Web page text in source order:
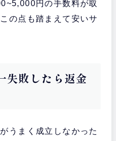
円の手数料が取
の点も踏まえて安いサ
失敗したら返金
うまく成立しなかった